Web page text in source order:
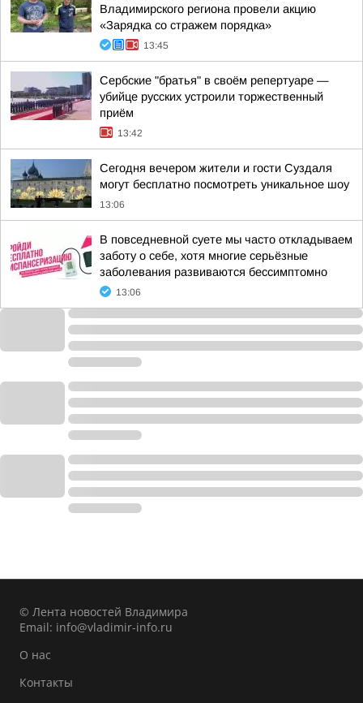
Владимирского региона провели акцию
«Зарядка со стражем порядка»
13:45
Сербские "братья" в своём репертуаре —
убийце русских устроили торжественный
приём
13:42
Сегодня вечером жители и гости Суздаля
могут бесплатно посмотреть уникальное шоу
13:06
В повседневной суете мы часто откладываем
заботу о себе, хотя многие серьёзные
заболевания развиваются бессимптомно
13:06
© Лента новостей Владимира
Email: info@vladimir-info.ru
О нас
Контакты